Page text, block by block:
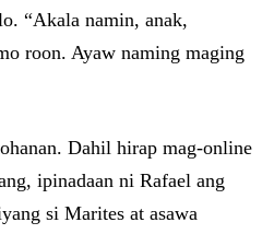
“Akala namin, anak,
roon. Ayaw naming maging
Dahil hirap mag-online
ipinadaan ni Rafael ang
si Marites at asawa